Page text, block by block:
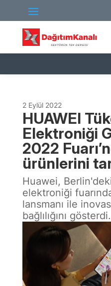
2 Eylül 2022
HUAWEI
Elektroniği
2022
ürünlerini
Huawei,
elektroniği
lansmanı ile
bağlılığını gösterdi.